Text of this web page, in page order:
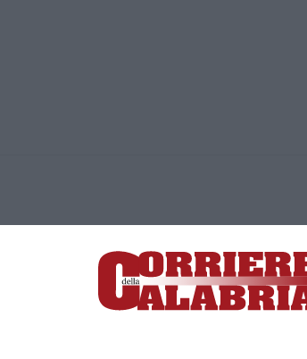
Lamezia Terme (CZ)
responsabile Paola Militano |Privacy